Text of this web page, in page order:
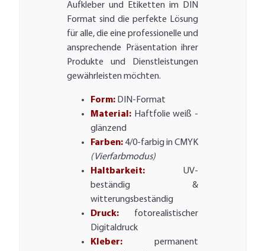
Aufkleber und Etiketten im DIN
Format sind die perfekte Lösung
für alle, die eine professionelle und
ansprechende Präsentation ihrer
Produkte und Dienstleistungen
gewährleisten möchten.
Form:DIN-Format
Material:Haftfolie weiß -
glänzend
Farben:4/0-farbig in CMYK
(Vierfarbmodus)
Haltbarkeit:UV-
beständig &
witterungsbeständig
Druck:fotorealistischer
Digitaldruck
Kleber:permanent